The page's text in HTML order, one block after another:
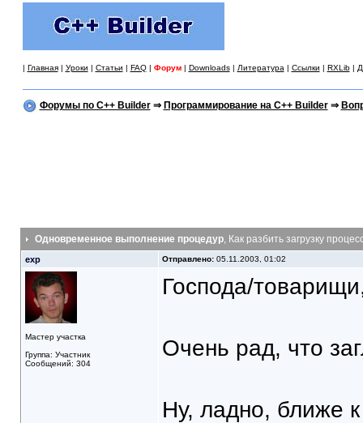
| Главная| Уроки | Статьи | FAQ| Форум | Downloads| Литература | Ссылки | RXLib|
Форумы по C++ Builder⇒ Программирование на C++ Builder⇒
Одновременное выполнение процедур, Как разбить загрузку
exp Отправлено:05.11.2003, 01:02
Мастер участка
Группа: Участник
Сообщений: 304
Господа/
Очень рад, что
Ну, ладно, ближе к